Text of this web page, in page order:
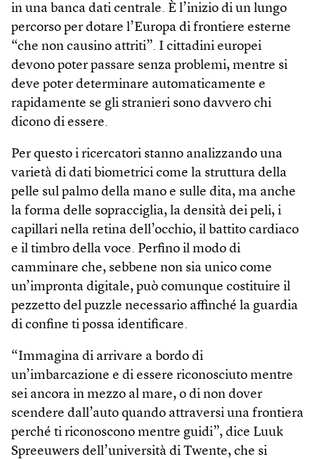
in una banca dati centrale. È l’inizio di un lungo
percorso per dotare l’Europa di frontiere esterne
“che non causino attriti”. I cittadini europei
devono poter passare senza problemi, mentre si
deve poter determinare automaticamente e
rapidamente se gli stranieri sono davvero chi
dicono di essere.
Per questo i ricercatori stanno analizzando una
varietà di dati biometrici come la struttura della
pelle sul palmo della mano e sulle dita, ma anche
la forma delle sopracciglia, la densità dei peli, i
capillari nella retina dell’occhio, il battito cardiaco
e il timbro della voce. Perfino il modo di
camminare che, sebbene non sia unico come
un’impronta digitale, può comunque costituire il
pezzetto del puzzle necessario affinché la guardia
di confine ti possa identificare.
“Immagina di arrivare a bordo di
un’imbarcazione e di essere riconosciuto mentre
sei ancora in mezzo al mare, o di non dover
scendere dall’auto quando attraversi una frontiera
perché ti riconoscono mentre guidi”, dice Luuk
Spreeuwers dell’università di Twente, che si